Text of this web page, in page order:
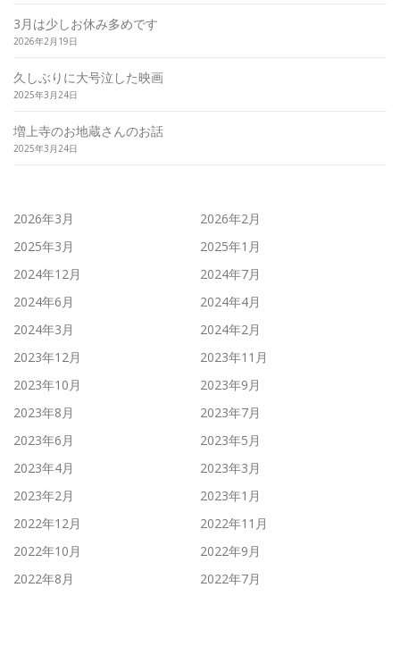
3月は少しお休み多めです
2026年2月19日
久しぶりに大号泣した映画
2025年3月24日
増上寺のお地蔵さんのお話
2025年3月24日
2026年3月
2026年2月
2025年3月
2025年1月
2024年12月
2024年7月
2024年6月
2024年4月
2024年3月
2024年2月
2023年12月
2023年11月
2023年10月
2023年9月
2023年8月
2023年7月
2023年6月
2023年5月
2023年4月
2023年3月
2023年2月
2023年1月
2022年12月
2022年11月
2022年10月
2022年9月
2022年8月
2022年7月